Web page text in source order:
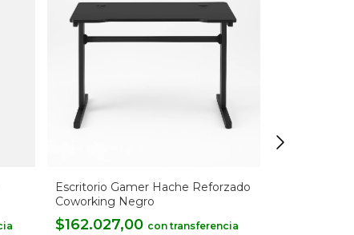
Escritorio Gamer Hache Reforzado
Coworking Negro
$162.027,00 con